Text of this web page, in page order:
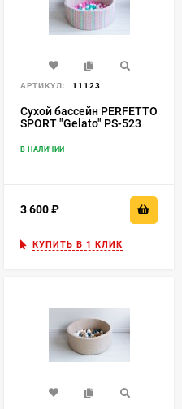
АРТИКУЛ: 11123
Сухой бассейн PERFETTO
SPORT "Gelato" PS-523
В НАЛИЧИИ
3 600
КУПИТЬ В 1 КЛИК